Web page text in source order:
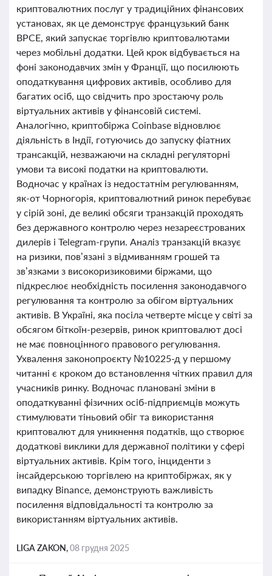
криптовалютних послуг у традиційних фінансових
установах, як це демонструє французький банк
BPCE, який запускає торгівлю криптовалютами
через мобільні додатки. Цей крок відбувається на
фоні законодавчих змін у Франції, що посилюють
оподаткування цифрових активів, особливо для
багатих осіб, що свідчить про зростаючу роль
віртуальних активів у фінансовій системі.
Аналогічно, криптобіржа Coinbase відновлює
діяльність в Індії, готуючись до запуску фіатних
трансакцій, незважаючи на складні регуляторні
умови та високі податки на криптовалюти.
Водночас у країнах із недостатнім регулюванням,
як-от Чорногорія, криптовалютний ринок перебуває
у сірій зоні, де великі обсяги транзакцій проходять
без державного контролю через незареєстрованих
дилерів і Telegram-групи. Аналіз транзакцій вказує
на ризики, пов’язані з відмиванням грошей та
зв’язками з високоризиковими біржами, що
підкреслює необхідність посилення законодавчого
регулювання та контролю за обігом віртуальних
активів. В Україні, яка посіла четверте місце у світі за
обсягом біткоїн-резервів, ринок криптовалют досі
не має повноцінного правового регулювання.
Ухвалення законопроєкту №10225-д у першому
читанні є кроком до встановлення чітких правил для
учасників ринку. Водночас плановані зміни в
оподаткуванні фізичних осіб-підприємців можуть
стимулювати тіньовий обіг та використання
криптовалют для уникнення податків, що створює
додаткові виклики для державної політики у сфері
віртуальних активів. Крім того, інциденти з
інсайдерською торгівлею на криптобіржах, як у
випадку Binance, демонструють важливість
посилення відповідальності та контролю за
використанням віртуальних активів.
LIGA ZAKON,08 грудня 2025